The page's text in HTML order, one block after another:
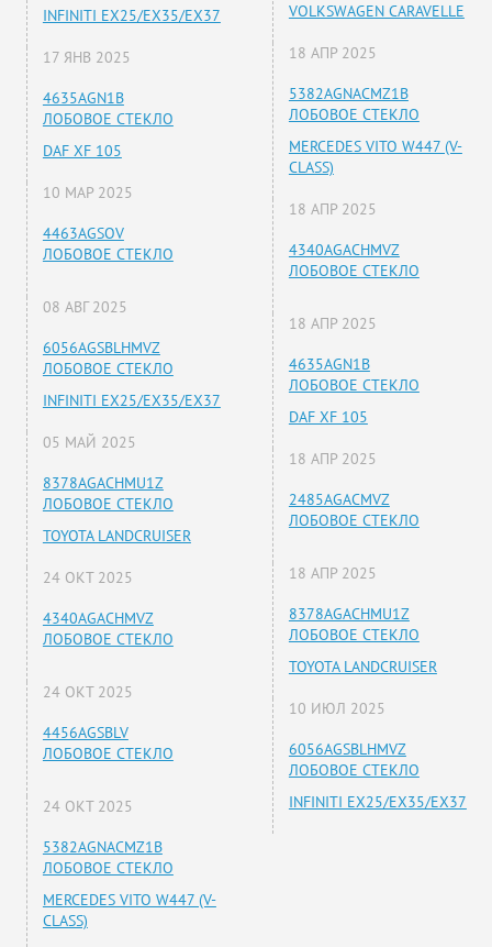
INFINITI EX25/EX35/EX37
17 ЯНВ 2025
4635AGN1B
ЛОБОВОЕ СТЕКЛО
DAF XF 105
10 МАР 2025
4463AGSOV
ЛОБОВОЕ СТЕКЛО
08 АВГ 2025
6056AGSBLHMVZ
ЛОБОВОЕ СТЕКЛО
INFINITI EX25/EX35/EX37
05 МАЙ 2025
8378AGACHMU1Z
ЛОБОВОЕ СТЕКЛО
TOYOTA LANDCRUISER
24 ОКТ 2025
4340AGACHMVZ
ЛОБОВОЕ СТЕКЛО
24 ОКТ 2025
4456AGSBLV
ЛОБОВОЕ СТЕКЛО
24 ОКТ 2025
5382AGNACMZ1B
ЛОБОВОЕ СТЕКЛО
MERCEDES VITO W447 (V-
CLASS)
VOLKSWAGEN CARAVELLE
18 АПР 2025
5382AGNACMZ1B
ЛОБОВОЕ СТЕКЛО
MERCEDES VITO W447 (V-
CLASS)
18 АПР 2025
4340AGACHMVZ
ЛОБОВОЕ СТЕКЛО
18 АПР 2025
4635AGN1B
ЛОБОВОЕ СТЕКЛО
DAF XF 105
18 АПР 2025
2485AGACMVZ
ЛОБОВОЕ СТЕКЛО
18 АПР 2025
8378AGACHMU1Z
ЛОБОВОЕ СТЕКЛО
TOYOTA LANDCRUISER
10 ИЮЛ 2025
6056AGSBLHMVZ
ЛОБОВОЕ СТЕКЛО
INFINITI EX25/EX35/EX37